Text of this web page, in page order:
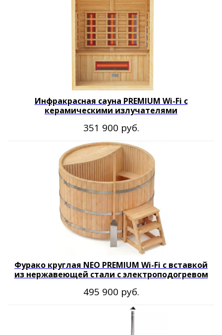
Инфракрасная сауна PREMIUM Wi-Fi с
керамическими излучателями
351 900 руб.
Фурако круглая NEO PREMIUM Wi-Fi с вставкой
из нержавеющей стали с электроподогревом
495 900 руб.
office@fitorodnik.ru
г. Москва, Ракетный бульвар, 16
Банные чаны на дровах
Оборудование для хамама
Оборудование для SPA